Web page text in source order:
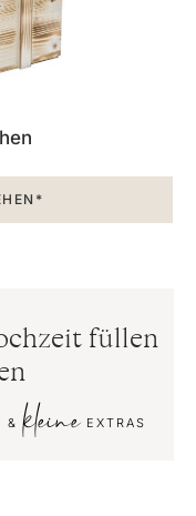
füllen
&kleineEXTRAS